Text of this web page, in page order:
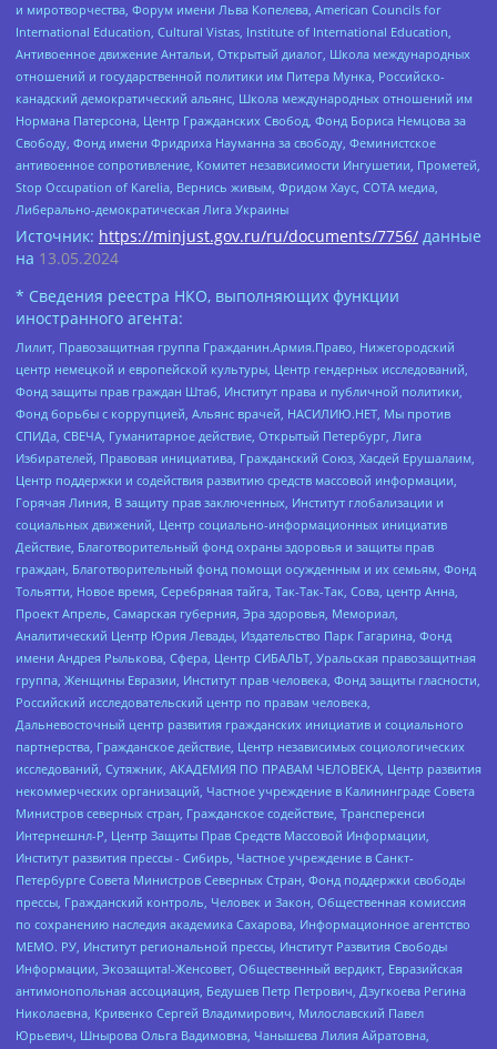
и миротворчества, Форум имени Льва Копелева, American Councils for
International Education, Cultural Vistas, Institute of International Education,
Антивоенное движение Антальи, Открытый диалог, Школа международных
отношений и государственной политики им Питера Мунка, Российско-
канадский демократический альянс, Школа международных отношений им
Нормана Патерсона, Центр Гражданских Свобод, Фонд Бориса Немцова за
Свободу, Фонд имени Фридриха Науманна за свободу, Феминистское
антивоенное сопротивление, Комитет независимости Ингушетии, Прометей,
Stop Occupation of Karelia, Вернись живым, Фридом Хаус, СОТА медиа,
Либерально-демократическая Лига Украины
Источник: https://minjust.gov.ru/ru/documents/7756/ данные
на 13.05.2024
* Сведения реестра НКО, выполняющих функции
иностранного агента:
Лилит, Правозащитная группа Гражданин.Армия.Право, Нижегородский
центр немецкой и европейской культуры, Центр гендерных исследований,
Фонд защиты прав граждан Штаб, Институт права и публичной политики,
Фонд борьбы с коррупцией, Альянс врачей, НАСИЛИЮ.НЕТ, Мы против
СПИДа, СВЕЧА, Гуманитарное действие, Открытый Петербург, Лига
Избирателей, Правовая инициатива, Гражданский Союз, Хасдей Ерушалаим,
Центр поддержки и содействия развитию средств массовой информации,
Горячая Линия, В защиту прав заключенных, Институт глобализации и
социальных движений, Центр социально-информационных инициатив
Действие, Благотворительный фонд охраны здоровья и защиты прав
граждан, Благотворительный фонд помощи осужденным и их семьям, Фонд
Тольятти, Новое время, Серебряная тайга, Так-Так-Так, Сова, центр Анна,
Проект Апрель, Самарская губерния, Эра здоровья, Мемориал,
Аналитический Центр Юрия Левады, Издательство Парк Гагарина, Фонд
имени Андрея Рылькова, Сфера, Центр СИБАЛЬТ, Уральская правозащитная
группа, Женщины Евразии, Институт прав человека, Фонд защиты гласности,
Российский исследовательский центр по правам человека,
Дальневосточный центр развития гражданских инициатив и социального
партнерства, Гражданское действие, Центр независимых социологических
исследований, Сутяжник, АКАДЕМИЯ ПО ПРАВАМ ЧЕЛОВЕКА, Центр развития
некоммерческих организаций, Частное учреждение в Калининграде Совета
Министров северных стран, Гражданское содействие, Трансперенси
Интернешнл-Р, Центр Защиты Прав Средств Массовой Информации,
Институт развития прессы - Сибирь, Частное учреждение в Санкт-
Петербурге Совета Министров Северных Стран, Фонд поддержки свободы
прессы, Гражданский контроль, Человек и Закон, Общественная комиссия
по сохранению наследия академика Сахарова, Информационное агентство
МЕМО. РУ, Институт региональной прессы, Институт Развития Свободы
Информации, Экозащита!-Женсовет, Общественный вердикт, Евразийская
антимонопольная ассоциация, Бедушев Петр Петрович, Дзугкоева Регина
Николаевна, Кривенко Сергей Владимирович, Милославский Павел
Юрьевич, Шнырова Ольга Вадимовна, Чанышева Лилия Айратовна,